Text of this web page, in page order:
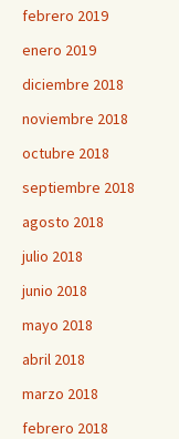
febrero 2019
enero 2019
diciembre 2018
noviembre 2018
octubre 2018
septiembre 2018
agosto 2018
julio 2018
junio 2018
mayo 2018
abril 2018
marzo 2018
febrero 2018